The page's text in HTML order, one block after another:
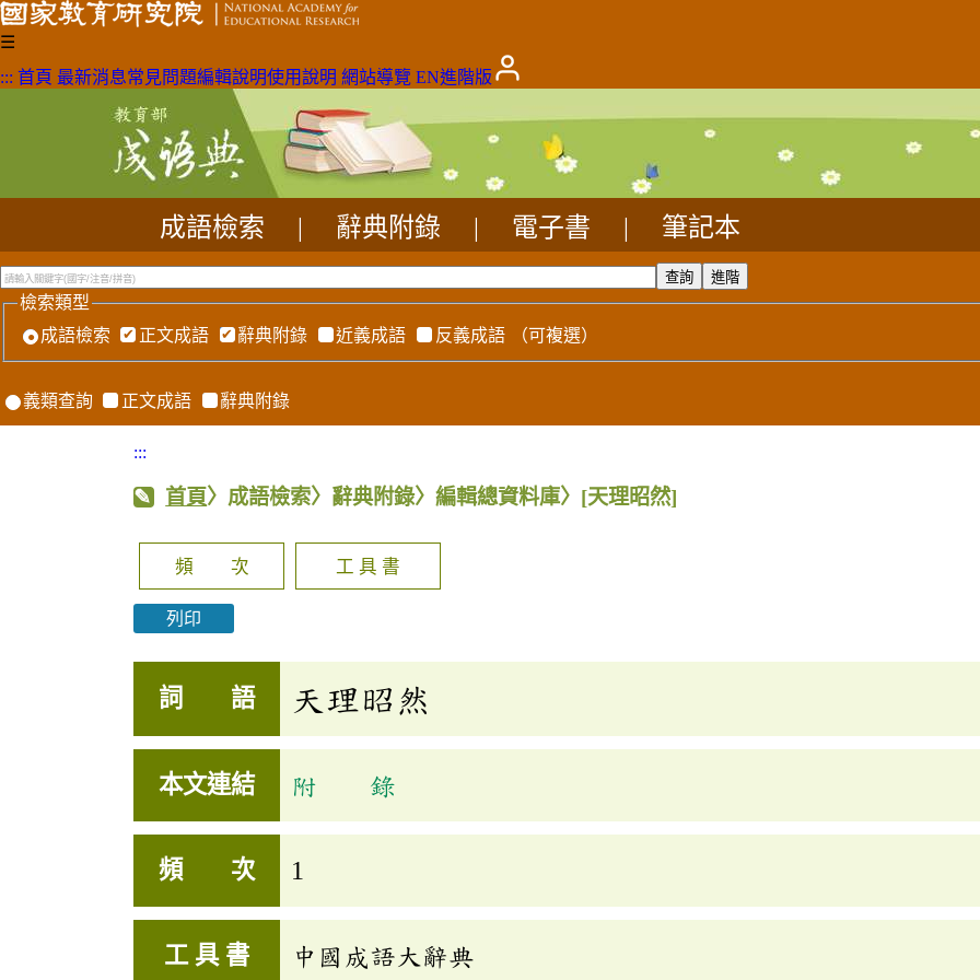
☰
::: 首頁 最新消息常見問題編輯說明使用說明 網站導覽 EN進階版
成語檢索 辭典附錄 電子書 筆記本
檢索類型
成語檢索
正文成語 辭典附錄 近義成語 反義成語 （可複選）
義類查詢 正文成語 辭典附錄
:::
首頁〉成語檢索〉辭典附錄〉編輯總資料庫〉 [天理昭然]
頻 次 工 具 書
列印
詞 語 天理昭然
本文連結 附 錄
頻 次 1
工 具 書 中國成語大辭典